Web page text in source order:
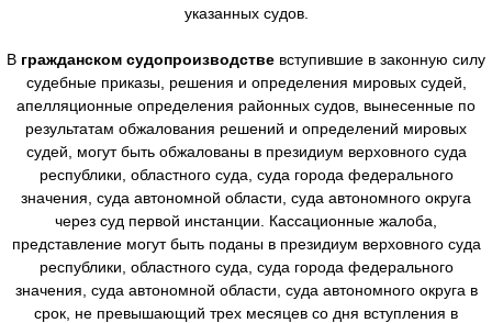
указанных судов.
В гражданском судопроизводстве вступившие в законную силу
судебные приказы, решения и определения мировых судей,
апелляционные определения районных судов, вынесенные по
результатам обжалования решений и определений мировых
судей, могут быть обжалованы в президиум верховного суда
республики, областного суда, суда города федерального
значения, суда автономной области, суда автономного округа
через суд первой инстанции. Кассационные жалоба,
представление могут быть поданы в президиум верховного суда
республики, областного суда, суда города федерального
значения, суда автономной области, суда автономного округа в
срок, не превышающий трех месяцев со дня вступления в